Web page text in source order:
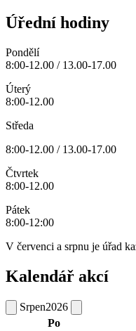
Úřední hodiny
Pondělí
8:00-12.00 / 13.00-17.00
Úterý
8:00-12.00
Středa
8:00-12.00 / 13.00-17.00
Čtvrtek
8:00-12.00
Pátek
8:00-12:00
V červenci a srpnu je úřad
Kalendář akcí
Srpen2026
Po